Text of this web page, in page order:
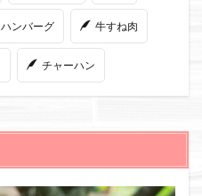
ハンバーグ 牛すね肉
チャーハン